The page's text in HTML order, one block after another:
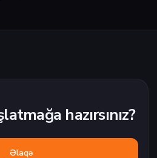
hazırsınız?
Əlaqə